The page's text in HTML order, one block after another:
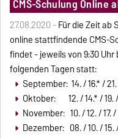
CMS-Schulung Online
27.08.2020 -Für die Zeit ab
online stattfindende CMS-
findet - jeweils von 9:30 Uhr
folgenden Tagen statt:
September: 14. / 16.* /
Oktober: 12. / 14.* / 19.
November: 10. / 12. / 17. /
Dezember: 08. / 10. / 15.